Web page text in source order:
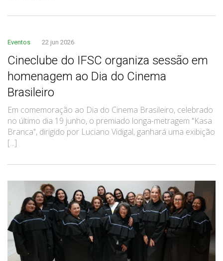
Eventos 22 jun 2026
Cineclube do IFSC organiza sessão em
homenagem ao Dia do Cinema
Brasileiro
Em comemoração ao Dia do Cinema Brasileiro, celebrado
no último dia 19 junho, o premiado longa-metragem "Kasa
Branca", dirigido por Luciano Vidigal, ganhará uma exibição
[...]